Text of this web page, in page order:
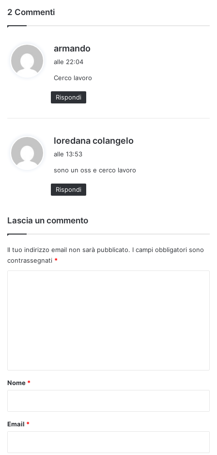
2 Commenti
armando
e
alle 22:04
Cerco lavoro
Rispondi
loredana colangelo
e
alle 13:53
sono un oss e cerco lavoro
Rispondi
Lascia un commento
Il tuo indirizzo email non sarà pubblicato. I campi obbligatori sono
contrassegnati *
o
Nome *
Email *